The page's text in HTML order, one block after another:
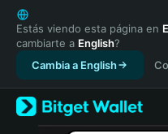
English
日本語
Tiếng Việt
Русский
Español (Latinoamérica)
Türkçe
Italiano
Estás viendo esta página en
cambiarte a English?
Cambia a English